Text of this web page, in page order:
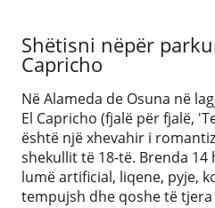
Shëtisni nëpër
Capricho
Në Alameda de Osuna në
El Capricho (fjalë për fjalë,
është një xhevahir i
shekullit të 18-të. Brenda
lumë artificial, liqene, pyje,
tempujsh dhe qoshe të tjera